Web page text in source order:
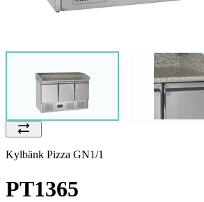
Kylbänk Pizza GN1/1
PT1365